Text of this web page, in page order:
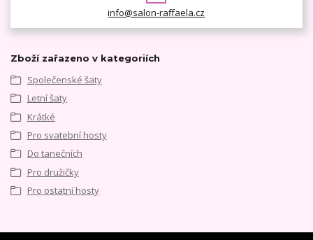
info@salon-raffaela.cz
Zboží zařazeno v kategoriích
Společenské šaty
Letní šaty
Krátké
Pro svatební hosty
Do tanečních
Pro družičky
Pro ostatní hosty